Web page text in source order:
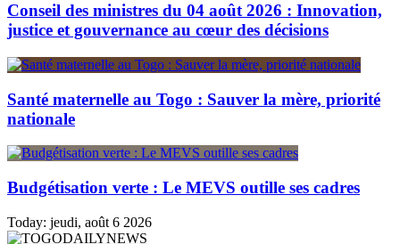
Conseil des ministres du 04 août 2026 : Innovation,
justice et gouvernance au cœur des décisions
Santé maternelle au Togo : Sauver la mère, priorité
nationale
Budgétisation verte : Le MEVS outille ses cadres
Today: jeudi, août 6 2026